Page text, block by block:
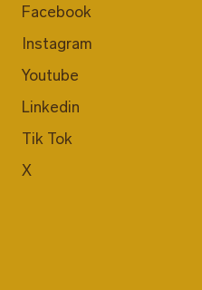
Facebook
Instagram
Youtube
Linkedin
Tik Tok
X